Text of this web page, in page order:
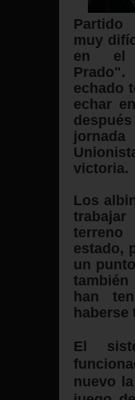
muy
en el
echado
echar
victoria.
Los
estado,
un
también
han
El
nuevo